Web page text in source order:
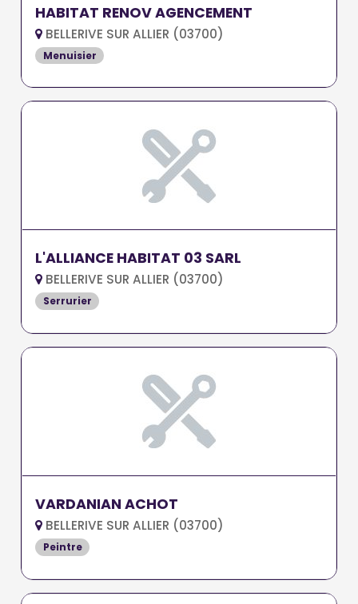
HABITAT RENOV AGENCEMENT
BELLERIVE SUR ALLIER (03700)
Menuisier
L'ALLIANCE HABITAT 03 SARL
BELLERIVE SUR ALLIER (03700)
Serrurier
VARDANIAN ACHOT
BELLERIVE SUR ALLIER (03700)
Peintre